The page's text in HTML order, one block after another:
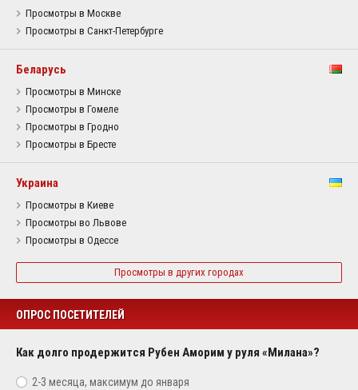
Просмотры в Москве
Просмотры в Санкт-Петербурге
Беларусь
Просмотры в Минске
Просмотры в Гомеле
Просмотры в Гродно
Просмотры в Бресте
Украина
Просмотры в Киеве
Просмотры во Львове
Просмотры в Одессе
Просмотры в других городах
ОПРОС ПОСЕТИТЕЛЕЙ
Как долго продержится Рубен Аморим у руля «Милана»?
2-3 месяца, максимум до января